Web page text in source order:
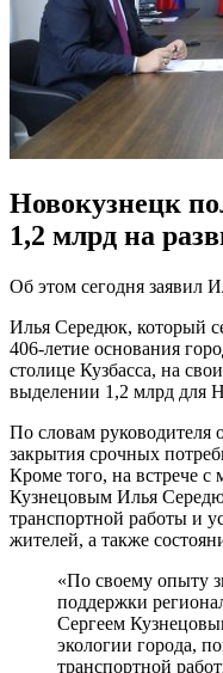
Новокузнецк
1,2 млрд на
Об этом сегодня заявил
Илья Середюк, который
406-летие основания
столице Кузбасса, на
выделении 1,2 млрд для
По словам руководителя
закрытия срочных
Кроме того, на встрече
Кузнецовым Илья
транспортной работы и
жителей, а также
«По своему опыту
поддержки
Сергеем
экологии города,
транспортной